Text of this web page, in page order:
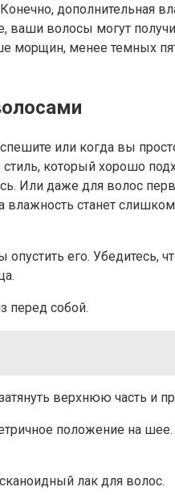
дополнительная
ваши волосы могут
морщин, менее темных
или когда вы
который хорошо
Или даже для волос
станет
его. Убедитесь,
перед собой.
верхнюю часть и
положение на шее.
лак для волос.